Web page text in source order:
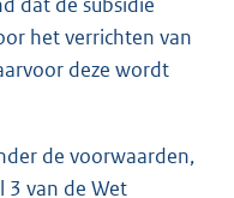
het verrichten van
deze wordt
de voorwaarden,
3 van de Wet